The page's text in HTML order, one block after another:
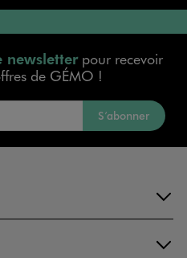
newsletterpour recevoir
de GÉMO !
S’abonner